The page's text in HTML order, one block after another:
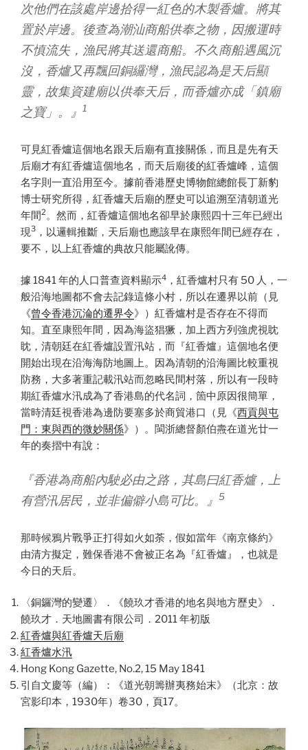
次他們在該處岸邊拾得一紅色的木製香爐。將其
置於岸邊。後查為潮汕商船供奉之物，因搬運時
不慎流失，漁民將其送還商船。不久商船遇風沉
沒，香爐又再飄回銅纙灣，漁民認為是天后顯
靈，故集資建廟以供奉天后，而香爐亦成「鎮廟
之寶」。』
1
可見紅香爐這個地名跟天后廟有直接關係，而且是先有天
后廟才有紅香爐這個地名，而天后廟後的紅香爐峰，這個
名字則一直沿用至今。據前香港歷史博物館總館長丁新豹
博士研究所得，紅香爐天后廟的歷史可以追溯至清朝道光
年間2。然而，紅香爐這個地名卻早於康熙四十三年已經出
現3 ，以邏輯推斷，天后廟也應該早在康熙年間已經存在，
要不，以上紅香爐的典故只能屬訛傳。
據 1841 年的人口普查資料顯示4 ，紅香爐村只有 50 人，一
般沿海地圖都不會去記錄這條小村，所以在遷界以前（見
《曾令香港沉淪的遷界令》）紅香爐村是否存在不得而
知。直至康熙年間，因為海盜猖獗，加上西方列強虎視眈
眈，清朝廷在紅香爐設置汛站，而『紅香爐』這個地名便
開始出現在沿海海防地圖上。因為清朝的沿海圖比較重視
防務，大多著重記載汛站而忽略民間村落，所以有一段時
期紅香爐水汛成為了香港島的代名詞，箇中原因很簡單，
當時清廷視香港為邊防要塞多於商貿港口（見《西貢與屯
門：東與西的微妙關係》）。閩浙總督顏伯燾在道光廿一
年的奏摺中有說：
『香港為商船內駛必由之路，其島曰紅香爐，上
有營汛居民，並非偏僻小島可比。』 5
那時候鴉片戰爭正打得如火如荼，假如當年《南京條約》
由清方擬定，難保香港不會被正名為『紅香爐』，也就是
今日的天后。
〈銅鑼灣的變遷〉．《饒玖才香港的地名與地方歷史》．
饒玖才．天地圖書有限公司．2011 年初版
紅香爐與紅香爐天后廟
紅香爐水汛
Hong Kong Gazette, No.2, 15 May 1841
引自文慶等（編）：《道光朝籌辦夷務始末》（北京：故
宮影印本，1930年）卷30，頁17。